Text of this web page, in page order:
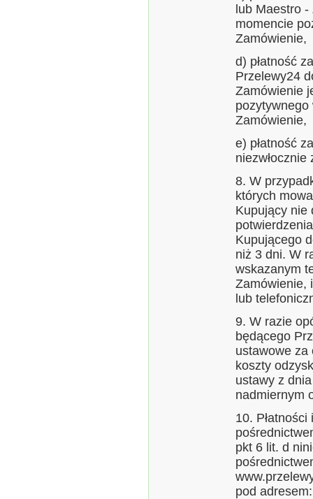
lub Maestro
momencie
Zamówienie,
d) płatność
Przelewy24
Zamówienie
pozytywnego
Zamówienie,
e) płatność
8. W
których
Kupujący nie
Kupującego
niż 3 dni. W
wskazanym
Zamówienie,
lub
9. W razie
będącego
ustawowe za
koszty
ustawy z
nadmiernym
10.
pkt 6 lit. d
pod